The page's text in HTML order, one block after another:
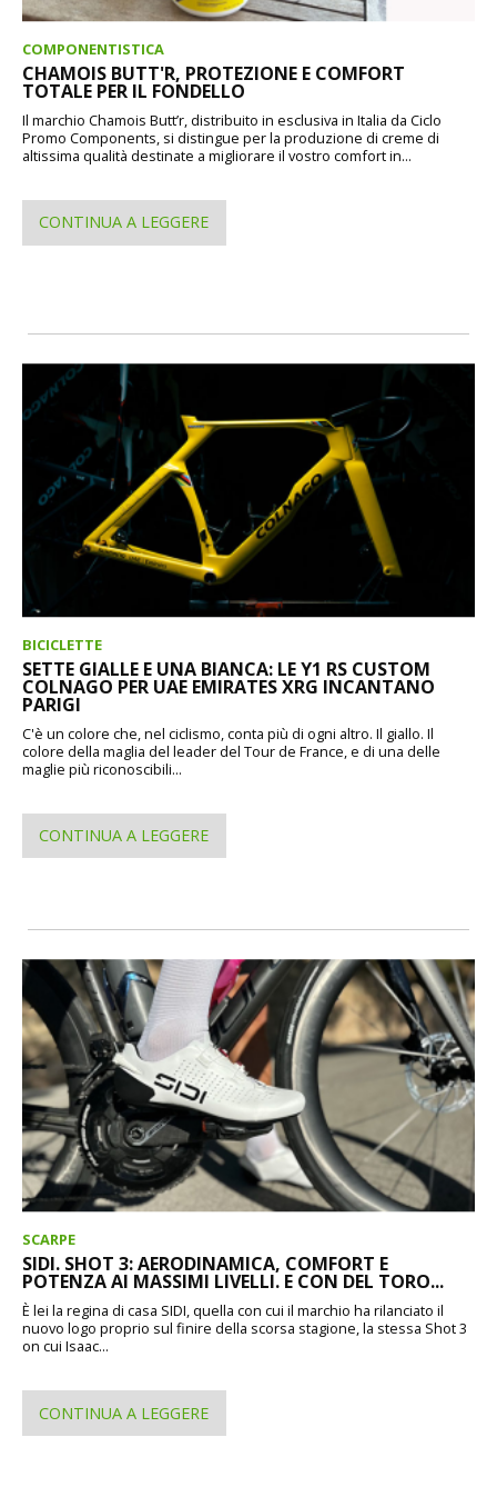
COMPONENTISTICA
CHAMOIS BUTT'R, PROTEZIONE E COMFORT
TOTALE PER IL FONDELLO
Il marchio Chamois Butt’r, distribuito in esclusiva in Italia da Ciclo
Promo Components, si distingue per la produzione di creme di
altissima qualità destinate a migliorare il vostro comfort in...
CONTINUA A LEGGERE
BICICLETTE
SETTE GIALLE E UNA BIANCA: LE Y1 RS CUSTOM
COLNAGO PER UAE EMIRATES XRG INCANTANO
PARIGI
C'è un colore che, nel ciclismo, conta più di ogni altro. Il giallo. Il
colore della maglia del leader del Tour de France, e di una delle
maglie più riconoscibili...
CONTINUA A LEGGERE
SCARPE
SIDI. SHOT 3: AERODINAMICA, COMFORT E
POTENZA AI MASSIMI LIVELLI. E CON DEL TORO...
È lei la regina di casa SIDI, quella con cui il marchio ha rilanciato il
nuovo logo proprio sul finire della scorsa stagione, la stessa Shot 3
on cui Isaac...
CONTINUA A LEGGERE